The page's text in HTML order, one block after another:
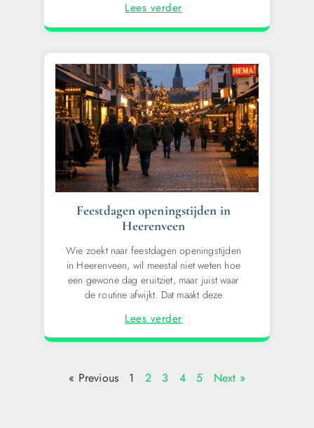
Lees verder
Feestdagen openingstijden in
Heerenveen
Wie zoekt naar feestdagen openingstijden
in Heerenveen, wil meestal niet weten hoe
een gewone dag eruitziet, maar juist waar
de routine afwijkt. Dat maakt deze
Lees verder
« Previous 1 2 3 4 5 Next »